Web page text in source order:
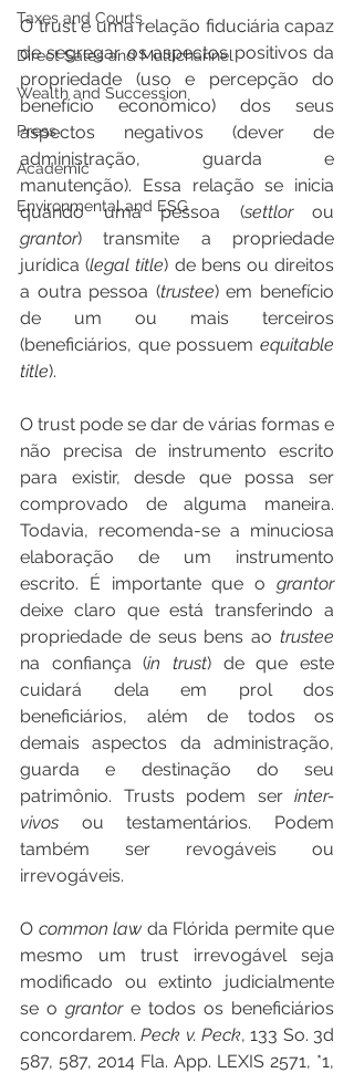
Taxes and Courts
Direct Sales and Multichannel
Wealth and Succession
Press
Academic
Environmental and ESG
O trust é uma relação fiduciária capaz
de segregar os aspectos positivos da
propriedade (uso e percepção do
benefício econômico) dos seus
aspectos negativos (dever de
administração, guarda e
manutenção). Essa relação se inicia
quando uma pessoa (settlor
grantor) transmite a propriedade
jurídica (legal title) de bens ou direitos
a outra pessoa (trustee) em benefício
de um ou mais terceiros
(beneficiários, que possuem equitable
title).
O trust pode se dar de várias formas e
não precisa de instrumento escrito
para existir, desde que possa ser
comprovado de alguma maneira.
Todavia, recomenda-se a minuciosa
elaboração de um instrumento
escrito. É importante que o grantor
deixe claro que está transferindo a
propriedade de seus bens ao trustee
na confiança (in trust) de que este
cuidará dela em prol dos
beneficiários, além de todos os
demais aspectos da administração,
guarda e destinação do seu
patrimônio. Trusts podem ser inter-
vivos ou testamentários. Podem
também ser revogáveis ou
irrevogáveis.
O common law da Flórida permite que
mesmo um trust irrevogável seja
modificado ou extinto judicialmente
se o grantor e todos os beneficiários
concordarem. Peck v. Peck, 133 So. 3d
587, 587, 2014 Fla. App. LEXIS 2571, *1,